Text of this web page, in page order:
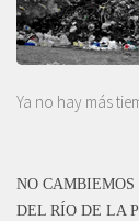
Ya no hay más
NO CAMBIEMOS
DEL RÍO DE LA